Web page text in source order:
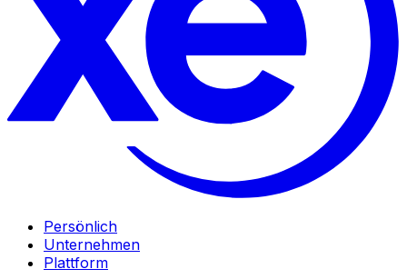
Persönlich
Unternehmen
Plattform